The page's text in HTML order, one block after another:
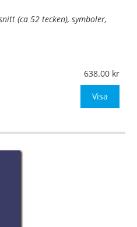
(ca 52 tecken), symboler,
mått upp till 0,04m²)
638.00
Visa